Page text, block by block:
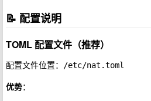
📝 配置说明
TOML 配置文件（推荐）
配置文件位置： /etc/nat.toml
优势：